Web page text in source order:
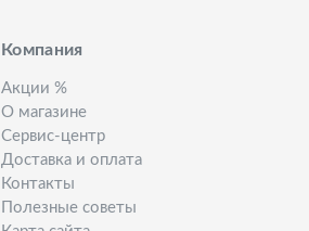
Компания
Акции %
О магазине
Сервис-центр
Доставка и оплата
Контакты
Полезные советы